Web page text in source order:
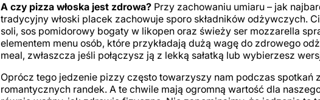
A czy pizza włoska jest zdrowa? Przy zachowaniu umiaru – jak
tradycyjny włoski placek zachowuje sporo składników odżywczych.
soli, sos pomidorowy bogaty w likopen oraz świeży ser mozzarella
elementem menu osób, które przykładają dużą wagę do zdrowego
meal, zwłaszcza jeśli połączysz ją z lekką sałatką lub wybierzesz
Oprócz tego jedzenie pizzy często towarzyszy nam podczas
romantycznych randek. A te chwile mają ogromną wartość dla